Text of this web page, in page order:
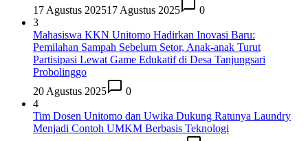
17 Agustus 202517 Agustus 2025
0
3
Mahasiswa KKN Unitomo Hadirkan Inovasi Baru:
Pemilahan Sampah Sebelum Setor, Anak-anak Turut
Partisipasi Lewat Game Edukatif di Desa Tanjungsari
Probolinggo
20 Agustus 2025
0
4
Tim Dosen Unitomo dan Uwika Dukung Ratunya Laundry
Menjadi Contoh UMKM Berbasis Teknologi